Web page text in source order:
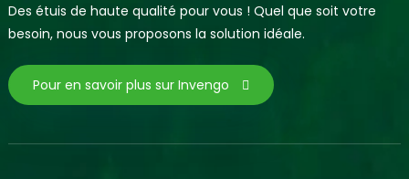
Des étuis de haute qualité pour vous ! Quel que soit votre
besoin, nous vous proposons la solution idéale.
Pour en savoir plus sur Invengo